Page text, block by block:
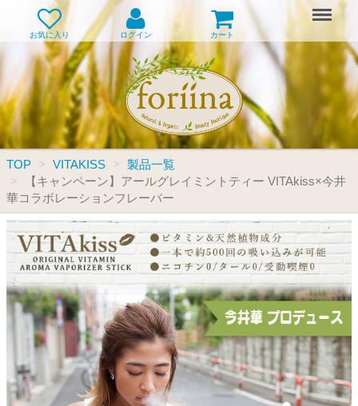
お気に入り ログイン カート
Menu
TOP VITAKISS
製品一覧
【キャンペーン】アールグレイミントティー VITAkiss×今井
華コラボレーションフレーバー